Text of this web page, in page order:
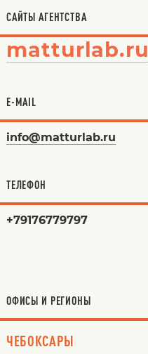
САЙТЫ АГЕНТСТВА
matturlab.ru
E-MAIL
info@matturlab.ru
ТЕЛЕФОН
+79176779797
ОФИСЫ И РЕГИОНЫ
ЧЕБОКСАРЫ